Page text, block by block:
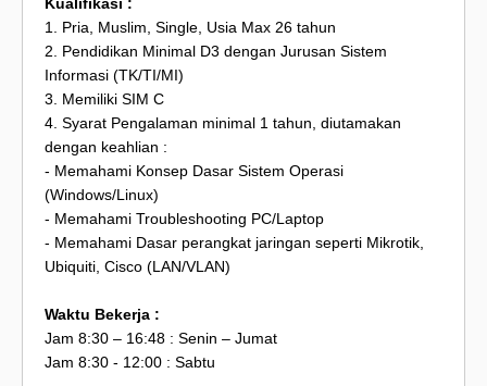
1. Pria, Muslim, Single, Usia Max 26 tahun
2. Pendidikan Minimal D3 dengan Jurusan Sistem
Informasi (TK/TI/MI)
3. Memiliki SIM C
4. Syarat Pengalaman minimal 1 tahun, diutamakan
dengan keahlian :
- Memahami Konsep Dasar Sistem Operasi
(Windows/Linux)
- Memahami Troubleshooting PC/Laptop
- Memahami Dasar perangkat jaringan seperti Mikrotik,
Ubiquiti, Cisco (LAN/VLAN)
Waktu Bekerja :
Jam 8:30 – 16:48 : Senin – Jumat
Jam 8:30 - 12:00 : Sabtu